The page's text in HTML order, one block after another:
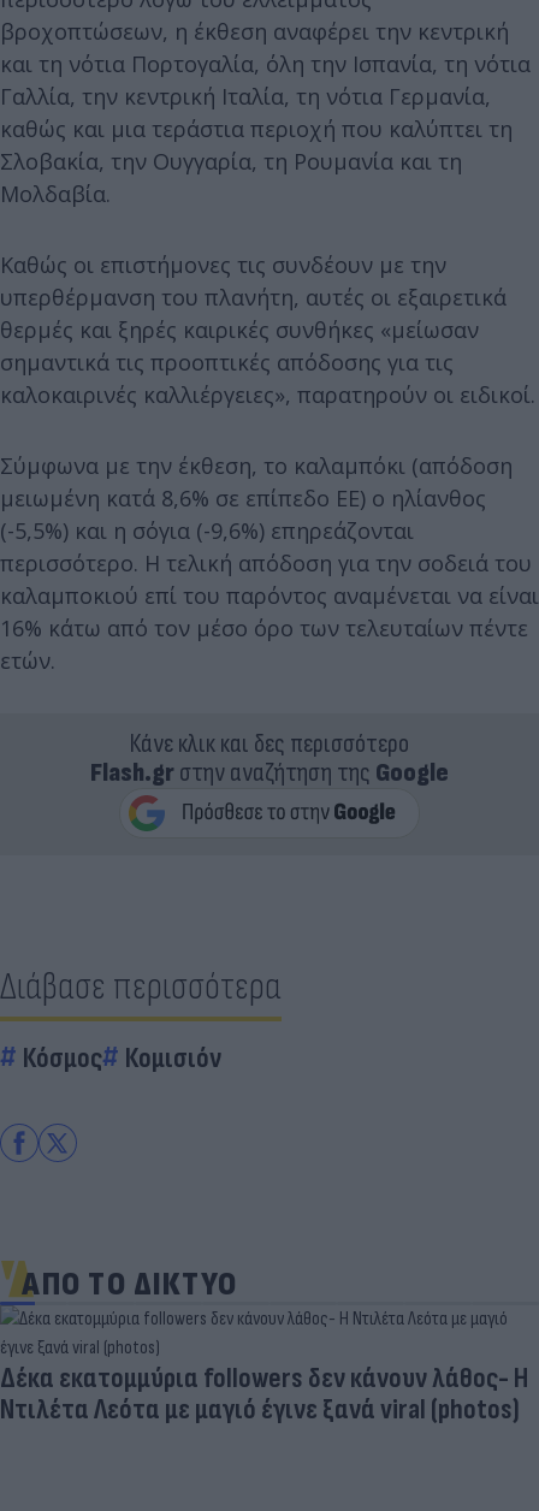
βροχοπτώσεων, η έκθεση αναφέρει την κεντρική
και τη νότια Πορτογαλία, όλη την Ισπανία, τη νότια
Γαλλία, την κεντρική Ιταλία, τη νότια Γερμανία,
καθώς και μια τεράστια περιοχή που καλύπτει τη
Σλοβακία, την Ουγγαρία, τη Ρουμανία και τη
Μολδαβία.
Καθώς οι επιστήμονες τις συνδέουν με την
υπερθέρμανση του πλανήτη, αυτές οι εξαιρετικά
θερμές και ξηρές καιρικές συνθήκες «μείωσαν
σημαντικά τις προοπτικές απόδοσης για τις
καλοκαιρινές καλλιέργειες», παρατηρούν οι ειδικοί.
Σύμφωνα με την έκθεση, το καλαμπόκι (απόδοση
μειωμένη κατά 8,6% σε επίπεδο ΕΕ) ο ηλίανθος
(-5,5%) και η σόγια (-9,6%) επηρεάζονται
περισσότερο. Η τελική απόδοση για την σοδειά του
καλαμποκιού επί του παρόντος αναμένεται να είναι
16% κάτω από τον μέσο όρο των τελευταίων πέντε
ετών.
Κάνε κλικ και δες περισσότερο
Flash.grστην αναζήτηση της Google
Διάβασε περισσότερα
Κόσμος Κομισιόν
ΑΠΟ ΤΟ ΔΙΚΤΥΟ
Δέκα εκατομμύρια followers δεν κάνουν λάθος- Η
Ντιλέτα Λεότα με μαγιό έγινε ξανά viral (photos)